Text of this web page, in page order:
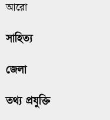
আরো
সাহিত্য
জেলা
তথ্য প্রযুক্তি